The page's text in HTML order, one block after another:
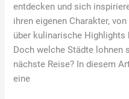
entdecken und sich
ihren eigenen Charakter,
über kulinarische Highlights
Doch welche Städte lohnen
nächste Reise? In diesem
eine